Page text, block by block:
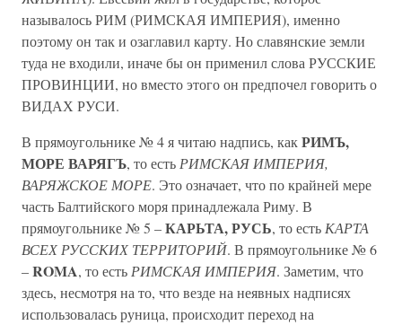
называлось РИМ (РИМСКАЯ ИМПЕРИЯ), именно
поэтому он так и озаглавил карту. Но славянские земли
туда не входили, иначе бы он применил слова РУССКИЕ
ПРОВИНЦИИ, но вместо этого он предпочел говорить о
ВИДАХ РУСИ.
В прямоугольнике № 4 я читаю надпись, какРИМЪ,
МОРЕ ВАРЯГЪ, то естьРИМСКАЯ ИМПЕРИЯ,
ВАРЯЖСКОЕ МОРЕ. Это означает, что по крайней мере
часть Балтийского моря принадлежала Риму. В
прямоугольнике № 5 –КАРЬТА, РУСЬ, то естьКАРТА
ВСЕХ РУССКИХ ТЕРРИТОРИЙ. В прямоугольнике № 6
–ROMA, то естьРИМСКАЯ ИМПЕРИЯ. Заметим, что
здесь, несмотря на то, что везде на неявных надписях
использовалась руница, происходит переход на